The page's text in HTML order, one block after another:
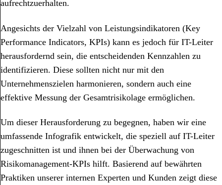
aufrechtzuerhalten.
Angesichts der Vielzahl von Leistungsindikatoren (Key
Performance Indicators, KPIs) kann es jedoch für IT-Leiter
herausfordernd sein, die entscheidenden Kennzahlen zu
identifizieren. Diese sollten nicht nur mit den
Unternehmenszielen harmonieren, sondern auch eine
effektive Messung der Gesamtrisikolage ermöglichen.
Um dieser Herausforderung zu begegnen, haben wir eine
umfassende Infografik entwickelt, die speziell auf IT-Leiter
zugeschnitten ist und ihnen bei der Überwachung von
Risikomanagement-KPIs hilft. Basierend auf bewährten
Praktiken unserer internen Experten und Kunden zeigt diese